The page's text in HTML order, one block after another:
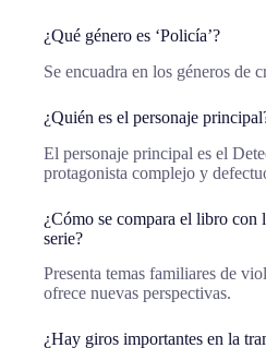
¿Qué género es ‘Policía’?
Se encuadra en los géneros de
¿Quién es el personaje
El personaje principal es el
protagonista complejo y
¿Cómo se compara el libro con
serie?
Presenta temas familiares de
ofrece nuevas perspectivas.
¿Hay giros importantes en la